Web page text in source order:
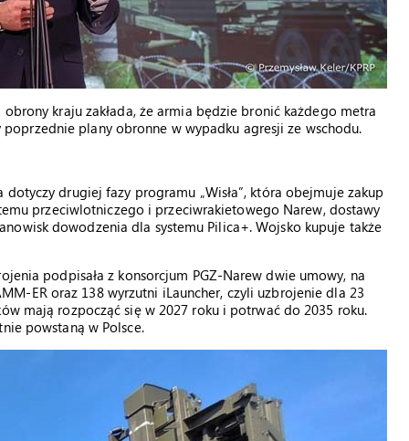
kraju zakłada, że armia będzie bronić każdego metra
poprzednie plany obronne w wypadku agresji ze wschodu.
drugiej fazy programu „Wisła”, która obejmuje zakup
przeciwlotniczego i przeciwrakietowego Narew, dostawy
dowodzenia dla systemu Pilica+. Wojsko kupuje także
podpisała z konsorcjum PGZ-Narew dwie umowy, na
ER oraz 138 wyrzutni iLauncher, czyli uzbrojenie dla 23
mają rozpocząć się w 2027 roku i potrwać do 2035 roku.
powstaną w Polsce.